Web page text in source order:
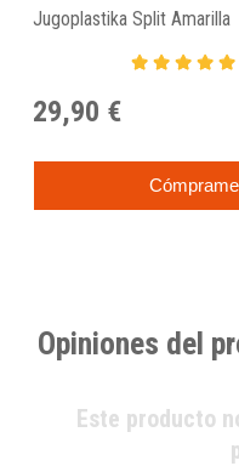
Jugoplastika Split Amarilla
29,90 €
Opiniones del
Este producto